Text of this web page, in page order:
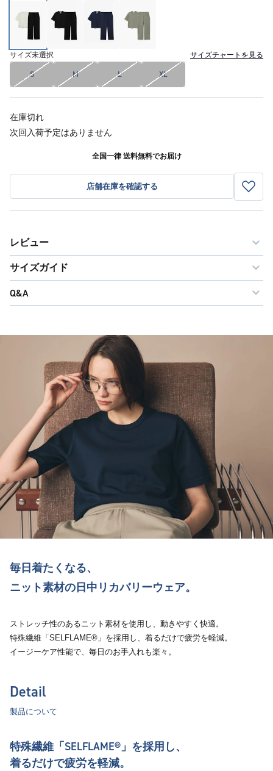
サイズ未選択 サイズチャートを見る
S M L XL
在庫切れ
次回入荷予定はありません
全国一律 送料無料でお届け
店舗在庫を確認する
レビュー
サイズガイド
Q&A
毎日着たくなる、
ニット素材の日中リカバリーウェア。
ストレッチ性のあるニット素材を使用し、動きやすく快適。
特殊繊維「SELFLAME®︎」を採用し、着るだけで疲労を軽減。
イージーケア性能で、毎日のお手入れも楽々。
Detail
製品について
特殊繊維「SELFLAME®︎」を採用し、
着るだけで疲労を軽減。